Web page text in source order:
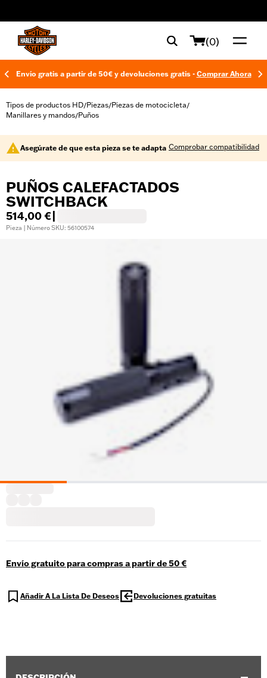
(0)
Envío gratis a partir de 50€ y devoluciones gratis - Comprar Ahora
Tipos de productos HD/Piezas/Piezas de motocicleta/
Manillares y mandos/Puños
Asegúrate de que esta pieza se te adapta Comprobar compatibilidad
PUÑOS CALEFACTADOS
SWITCHBACK
514,00 €
Pieza | Número SKU: 56100574
Envío gratuito para compras a partir de 50 €
Añadir A La Lista De Deseos Devoluciones gratuitas